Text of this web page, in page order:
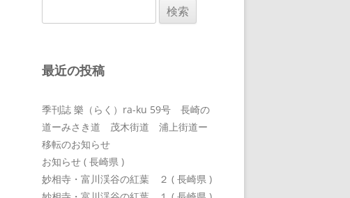
索:
最近の投稿
季刊誌 樂（らく）ra-ku 59号 長崎の
道ーみさき道 茂木街道 浦上街道ー
移転のお知らせ
お知らせ ( 長崎県 )
妙相寺・富川渓谷の紅葉 ２ ( 長崎県 )